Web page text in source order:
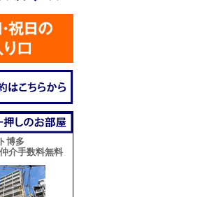
博多
介手数料無料